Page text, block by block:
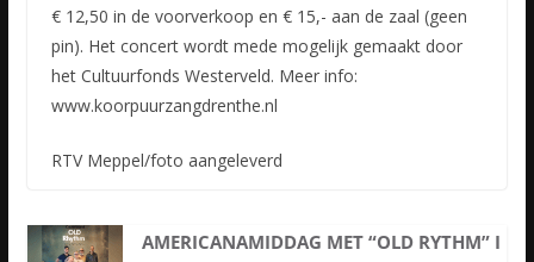
€ 12,50 in de voorverkoop en € 15,- aan de zaal (geen
pin). Het concert wordt mede mogelijk gemaakt door
het Cultuurfonds Westerveld. Meer info:
www.koorpuurzangdrenthe.nl
RTV Meppel/foto aangeleverd
AMERICANAMIDDAG MET “OLD RYTHM” I